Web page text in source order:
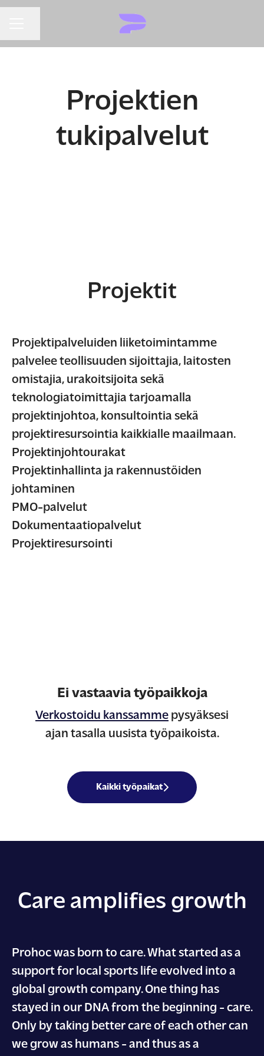
Projektien
tukipalvelut
Projektit
Projektipalveluiden liiketoimintamme
palvelee teollisuuden sijoittajia, laitosten
omistajia, urakoitsijoita sekä
teknologiatoimittajia tarjoamalla
projektinjohtoa, konsultointia sekä
projektiresursointia kaikkialle maailmaan.
Projektinjohtourakat
Projektinhallinta ja rakennustöiden
johtaminen
PMO-palvelut
Dokumentaatiopalvelut
Projektiresursointi
Ei vastaavia työpaikkoja
Verkostoidu kanssamme pysyäksesi
ajan tasalla uusista työpaikoista.
Kaikki työpaikat
Care amplifies growth
Prohoc was born to care. What started as a
support for local sports life evolved into a
global growth company. One thing has
stayed in our DNA from the beginning - care.
Only by taking better care of each other can
we grow as humans - and thus as a